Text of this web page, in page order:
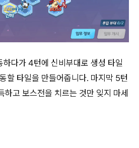
다가 4턴에 신비부대로 생성 타일
할 타일을 만들어줍니다. 마지막 5턴
하고 보스전을 치르는 것만 잊지 마세